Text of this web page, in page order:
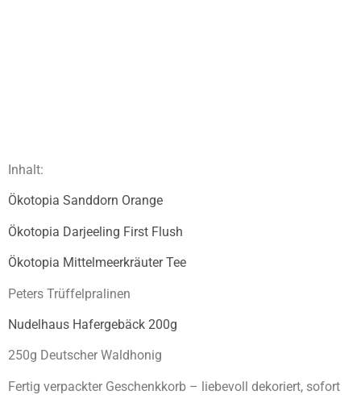
Inhalt:
Ökotopia Sanddorn Orange
Ökotopia Darjeeling First Flush
Ökotopia Mittelmeerkräuter Tee
Peters Trüffelpralinen
Nudelhaus Hafergebäck 200g
250g Deutscher Waldhonig
Fertig verpackter Geschenkkorb – liebevoll dekoriert, sofort